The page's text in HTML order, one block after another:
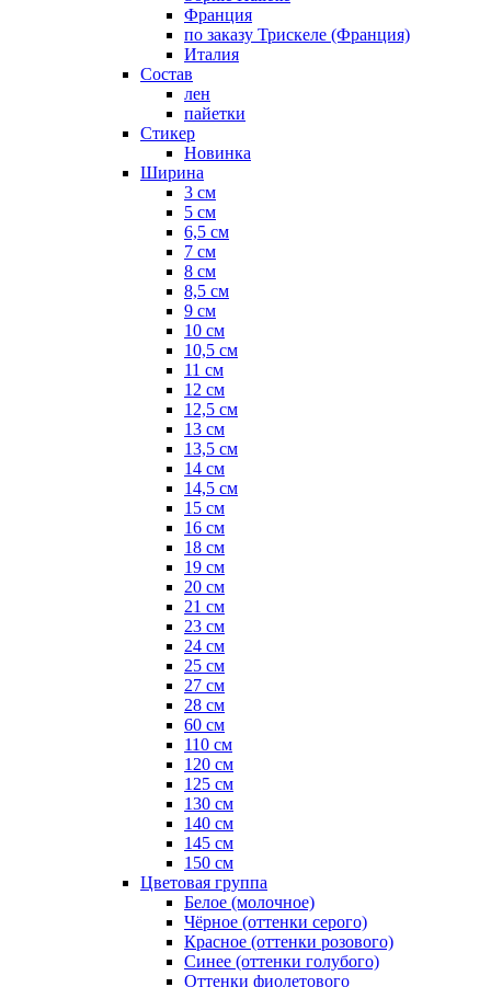
Франция
по заказу Трискеле (Франция)
Италия
Состав
лен
пайетки
Стикер
Новинка
Ширина
3 см
5 см
6,5 см
7 см
8 см
8,5 см
9 см
10 см
10,5 см
11 см
12 см
12,5 см
13 см
13,5 см
14 см
14,5 см
15 см
16 см
18 см
19 см
20 см
21 см
23 см
24 см
25 см
27 см
28 см
60 см
110 см
120 см
125 см
130 см
140 см
145 см
150 см
Цветовая группа
Белое (молочное)
Чёрное (оттенки серого)
Красное (оттенки розового)
Синее (оттенки голубого)
Оттенки фиолетового